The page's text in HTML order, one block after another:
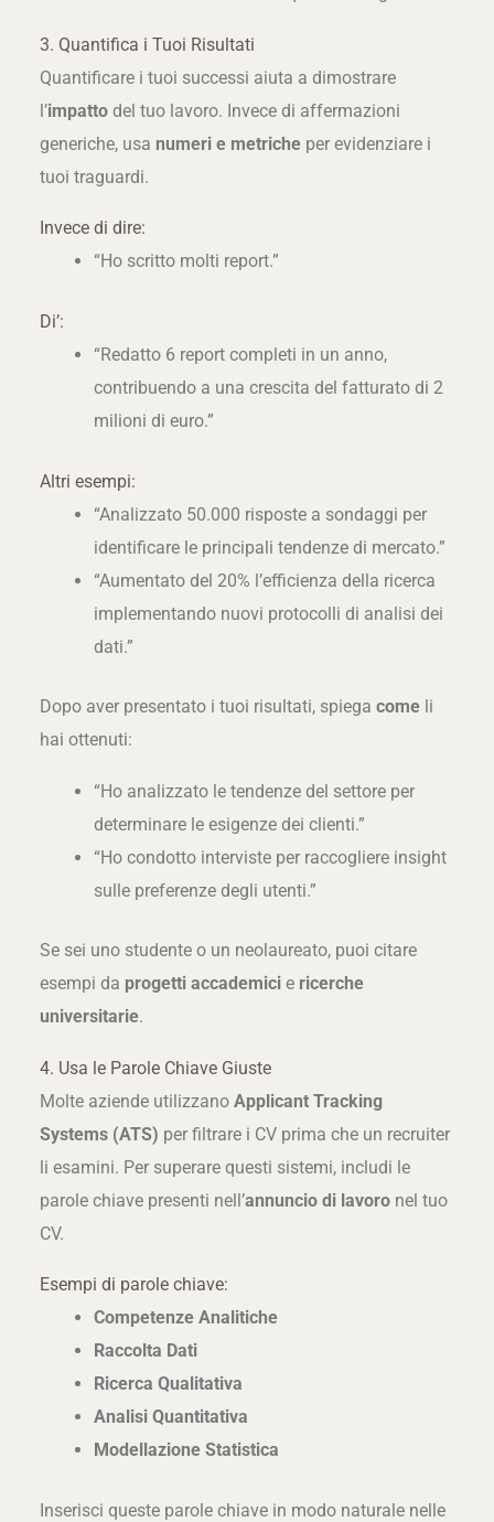
3. Quantifica i Tuoi Risultati
Quantificare i tuoi successi aiuta a dimostrare
l’impattodel tuo lavoro. Invece di affermazioni
generiche, usa numeri e metricheper evidenziare i
tuoi traguardi.
Invece di dire:
“Ho scritto molti report.”
Di’:
“Redatto 6 report completi in un anno,
contribuendo a una crescita del fatturato di 2
milioni di euro.”
Altri esempi:
“Analizzato 50.000 risposte a sondaggi per
identificare le principali tendenze di mercato.”
“Aumentato del 20% l’efficienza della ricerca
implementando nuovi protocolli di analisi dei
dati.”
Dopo aver presentato i tuoi risultati, spiega comeli
hai ottenuti:
“Ho analizzato le tendenze del settore per
determinare le esigenze dei clienti.”
“Ho condotto interviste per raccogliere insight
sulle preferenze degli utenti.”
Se sei uno studente o un neolaureato, puoi citare
esempi da progetti accademicie ricerche
universitarie.
4. Usa le Parole Chiave Giuste
Molte aziende utilizzano Applicant Tracking
Systems (ATS) per filtrare i CV prima che un recruiter
li esamini. Per superare questi sistemi, includi le
parole chiave presenti nell’annuncio di lavoronel tuo
CV.
Esempi di parole chiave:
Competenze Analitiche
Raccolta Dati
Ricerca Qualitativa
Analisi Quantitativa
Modellazione Statistica
Inserisci queste parole chiave in modo naturale nelle